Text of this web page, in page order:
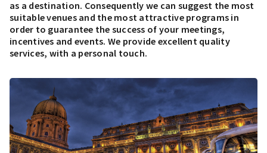
as a destination. Consequently we can suggest the most
suitable venues and the most attractive programs in
order to guarantee the success of your meetings,
incentives and events. We provide excellent quality
services, with a personal touch.